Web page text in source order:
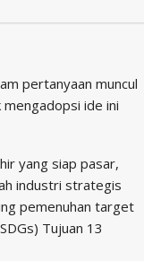
pertanyaan muncul
ide ini
yang siap pasar,
industri strategis
pemenuhan target
Tujuan 13